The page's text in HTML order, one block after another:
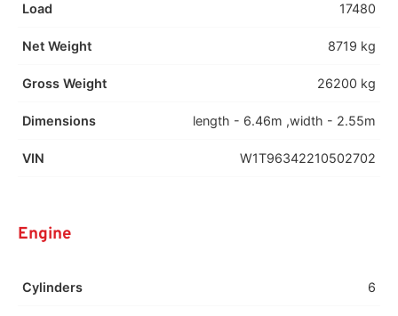
Load 17480
Net Weight 8719 kg
Gross Weight 26200 kg
Dimensions length - 6.46m ,width - 2.55m
VIN W1T96342210502702
Engine
Cylinders 6